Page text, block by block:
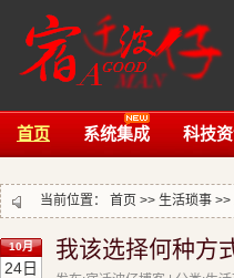
首页 系统集成 科技
当前位置： 首页 >> 生活琐事 >>
10月
24日
我该选择何种方